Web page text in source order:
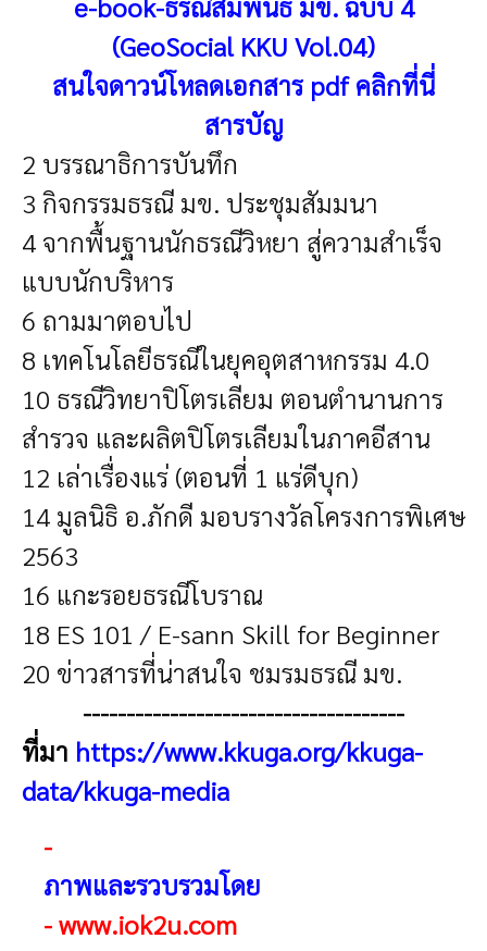
(GeoSocial KKU Vol.04)
สนใจดาวน์โหลดเอกสาร pdf คลิกที่นี่
สารบัญ
2 บรรณาธิการบันทึก
3 กิจกรรมธรณี มข. ประชุมสัมมนา
4 จากพื้นฐานนักธรณีวิหยา สู่ความสำเร็จ
แบบนักบริหาร
6 ถามมาตอบไป
8 เทคโนโลยีธรณีในยุคอุตสาหกรรม 4.0
10 ธรณีวิทยาปิโตรเลียม ตอนตำนานการ
สำรวจ และผลิตปิโตรเลียมในภาคอีสาน
12 เล่าเรื่องแร่ (ตอนที่ 1 แร่ดีบุก)
14 มูลนิธิ อ.ภักดี มอบรางวัลโครงการพิเศษ
2563
16 แกะรอยธรณีโบราณ
18 ES 101 / E-sann Skill for Beginner
20 ข่าวสารที่น่าสนใจ ชมรมธรณี มข.
-------------------------------------
ที่มา https://www.kkuga.org/kkuga-
data/kkuga-media
-
ภาพและรวบรวมโดย
-www.iok2u.com